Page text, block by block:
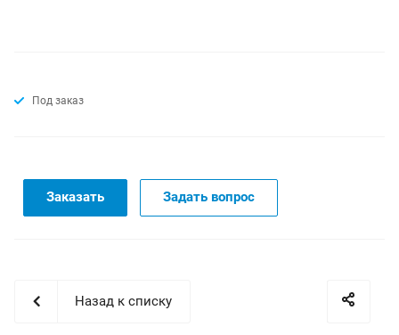
Под заказ
Заказать Задать вопрос
Назад к списку